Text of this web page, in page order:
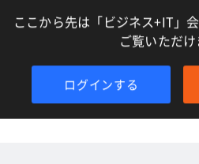
ここから先は「ビジネス+IT」
ご覧いただけ
ログインする